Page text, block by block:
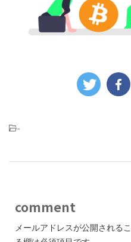
-
comment
メールアドレスが公開される